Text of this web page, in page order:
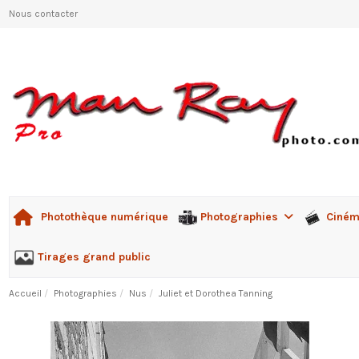
Nous contacter
Photothèque numérique Photographies
Tirages grand public
Accueil Photographies Nus Juliet et Dorothea Tanning